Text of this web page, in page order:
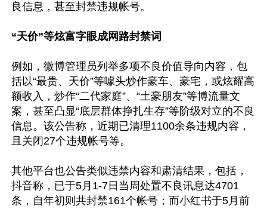
良信息，甚至封禁违规帐号。
“天价”等炫富字眼成网路封禁词
例如，微博管理员列举多项不良价值导向内容，包
括以“最贵、天价”等噱头炒作豪车、豪宅，或炫耀高
额收入，炒作“二代家庭”、“土豪朋友”等博流量文
案，甚至凸显“底层群体挣扎生存”等阶级对立的不良
信息。该公告称，近期已清理1100余条违规内容，
且关闭27个违规帐号等。
其他平台也公告类似违禁内容和肃清结果，包括，
抖音称，已于5月1-7日当周处置不良讯息达4701
条，自年初则共封禁161个帐号；而小红书于5月前